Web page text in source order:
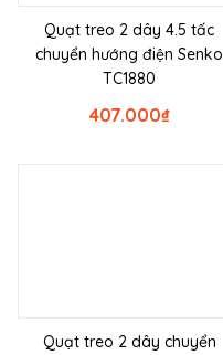
Quạt treo 2 dây 4.5 tấc
chuyển hướng điện Senko
TC1880
₫
407.000
Quạt treo 2 dây chuyển